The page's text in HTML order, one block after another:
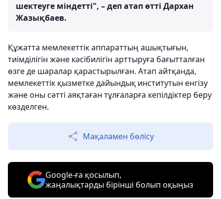
шектеуге міндетті", – деп атап өтті Дархан
Жазықбаев.
Құжатта мемлекеттік аппараттың ашықтығын,
тиімділігін және кәсібилігін арттыруға бағытталған
өзге де шаралар қарастырылған. Атап айтқанда,
мемлекеттік қызметке дайындық институтын енгізу
және оны сәтті аяқтаған тұлғаларға кепілдіктер беру
көзделген.
Мақаламен бөлісу
Google-ға қосылып,
жаңалықтарды бірінші болып оқыңыз